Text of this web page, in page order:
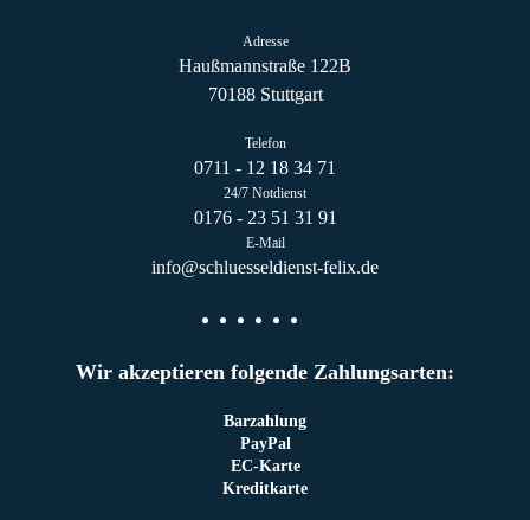
Adresse
Haußmannstraße 122B
70188 Stuttgart
Telefon
0711 - 12 18 34 71
24/7 Notdienst
0176 - 23 51 31 91
E-Mail
info@schluesseldienst-felix.de
Wir akzeptieren folgende Zahlungsarten:
Barzahlung
PayPal
EC-Karte
Kreditkarte